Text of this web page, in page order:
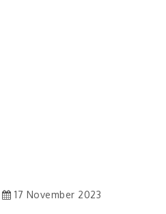
17 November 2023